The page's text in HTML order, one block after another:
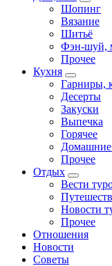
Шопинг
Вязание
Шитьё
Фэн-шуй,
Прочее
Кухня
Гарниры,
Десерты
Закуски
Выпечка
Горячее
Домашние
Прочее
Отдых
Вести
Новости
Прочее
Отношения
Новости
Советы